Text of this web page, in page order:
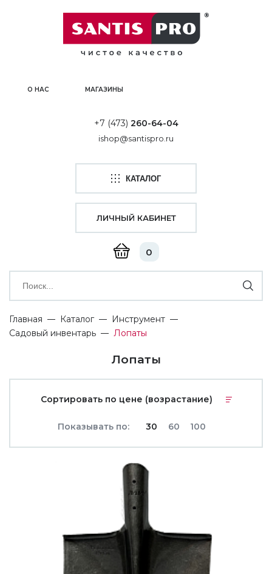
О НАС МАГАЗИНЫ
+7 (473) 260-64-04
ishop@santispro.ru
КАТАЛОГ
0
ЛИЧНЫЙ КАБИНЕТ
Главная Каталог
Инструмент
Садовый инвентарь
Лопаты
Лопаты
Сортировать по цене (возрастание)
Показывать по: 30 60 100